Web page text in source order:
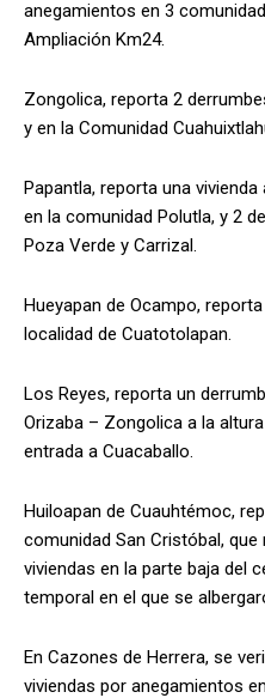
anegamientos en 3
Ampliación Km24.
Zongolica, reporta 2
y en la Comunidad
Papantla, reporta una
en la comunidad Polutla, y 2
Poza Verde y Carrizal.
Hueyapan de Ocampo,
localidad de Cuatotolapan.
Los Reyes, reporta un
Orizaba – Zongolica a la
entrada a Cuacaballo.
Huiloapan de Cuauhtémoc,
comunidad San Cristóbal,
viviendas en la parte baja del
temporal en el que se
En Cazones de Herrera, se
viviendas por anegamientos